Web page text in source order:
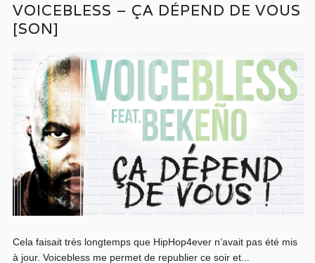
VOICEBLESS – ÇA DÉPEND DE VOUS
[SON]
Cela faisait très longtemps que HipHop4ever n’avait pas été mis
à jour. Voicebless me permet de republier ce soir et...